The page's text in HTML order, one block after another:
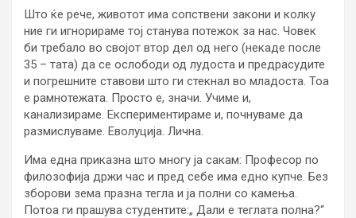
Што ќе рече, животот има сопствени закони и колку
ние ги игнорираме тој станува потежок за нас. Човек
би требало во својот втор дел од него (некаде после
35 – тата) да се ослободи од лудоста и предрасудите
и погрешните ставови што ги стекнал во младоста. Тоа
е рамнотежата. Просто е, значи. Учиме и,
канализираме. Експериментираме и, почнуваме да
размислуваме. Еволуција. Лична.
Има една приказна што многу ја сакам: Професор по
филозофија држи час и пред себе има едно купче. Без
зборови зема празна тегла и ја полни со камења.
Потоа ги прашува студентите:„ Дали е теглата полна?“